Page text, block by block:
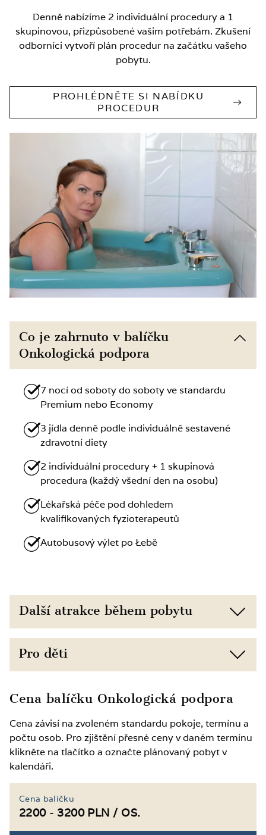
Denně nabízíme 2 individuální procedury a 1
skupinovou, přizpůsobené vašim potřebám. Zkušení
odborníci vytvoří plán procedur na začátku vašeho
pobytu.
PROHLÉDNĚTE SI NABÍDKU
PROCEDUR
Co je zahrnuto v balíčku
Onkologická podpora
7 nocí od soboty do soboty ve standardu
Premium nebo Economy
3 jídla denně podle individuálně sestavené
zdravotní diety
2 individuální procedury + 1 skupinová
procedura (každý všední den na osobu)
Lékařská péče pod dohledem
kvalifikovaných fyzioterapeutů
Autobusový výlet po Łebě
Další atrakce během pobytu
Bezprostřední blízkost pláže (150 m) a
jsou wellness, masáže, fyzioterapie nebo
kinezioterapie
Možnost zapůjčení plážového a sportovního
vybavení, např. lehátek nebo
Zdravotně zaměřené workshopy (v sezóně A
a B)
Pro děti
Slevy pro děti podle věku
Po předchozím nahlášení možnost přistýlky
pro dítě do pokoje
V letní sezóně 2 hodiny animačního
programu každý pracovní den
Přístup do barevného sálu a herny – prostor
s bazénkem s míčky, horolezeckou stěnou,
Cena balíčku Onkologická podpora
Cena závisí na zvoleném standardu pokoje, termínu a
počtu osob. Pro zjištění přesné ceny v daném termínu
klikněte na tlačítko a označte plánovaný pobyt v
kalendáři.
Cena balíčku
2200 - 3200 PLN / OS.